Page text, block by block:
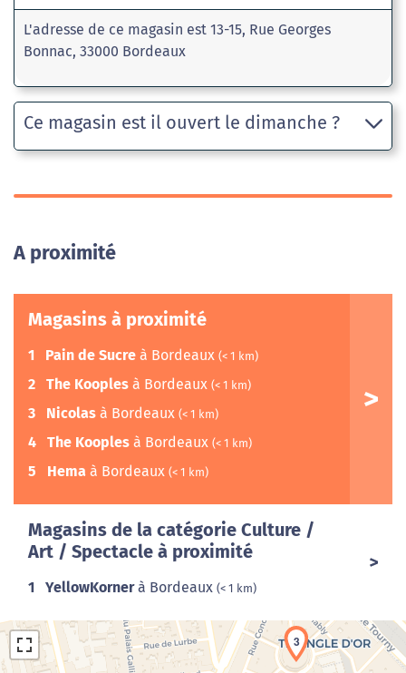
L'adresse de ce magasin est 13-15, Rue Georges
Bonnac, 33000 Bordeaux
Ce magasin est il ouvert le dimanche ?
A proximité
Magasins à proximité
1 Pain de Sucre à Bordeaux (< 1 km)
2 The Kooples à Bordeaux (< 1 km)
3 Nicolas à Bordeaux (< 1 km)
4 The Kooples à Bordeaux (< 1 km)
5 Hema à Bordeaux (< 1 km)
Magasins de la catégorie Culture /
Art / Spectacle à proximité
1 YellowKornerà Bordeaux (< 1 km)
3